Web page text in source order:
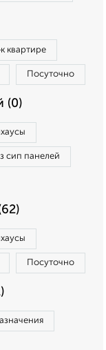
квартире
Посуточно
(0)
сип панелей
Посуточно